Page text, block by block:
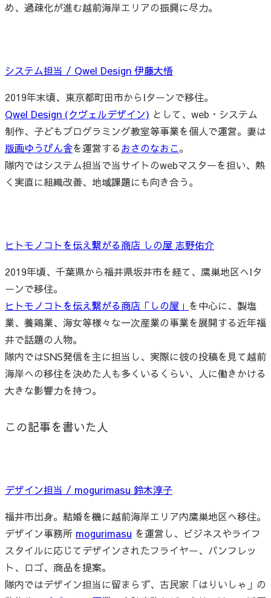
め、過疎化が進む越前海岸エリアの振興に尽力。
システム担当 / Qwel Design 伊藤大悟
2019年末頃、東京都町田市からIターンで移住。
Qwel Design (クヴェルデザイン) として、web・システム
制作、子どもプログラミング教室等事業を個人で運営。妻は
版画ゆうびん舎を運営するおさのなおこ。
隊内ではシステム担当で当サイトのwebマスターを担い、熱
く実直に組織改善、地域課題にも向き合う。
ヒトモノコトを伝え繋がる商店 しの屋 志野佑介
2019年頃、千葉県から福井県坂井市を経て、鷹巣地区へIタ
ーンで移住。
ヒトモノコトを伝え繋がる商店「しの屋」 を中心に、製塩
業、養鶏業、海女等様々な一次産業の事業を展開する近年福
井で話題の人物。
隊内ではSNS発信を主に担当し、実際に彼の投稿を見て越前
海岸への移住を決めた人も多くいるくらい、人に働きかける
大きな影響力を持つ。
この記事を書いた人
デザイン担当 / mogurimasu 鈴木淳子
福井市出身。結婚を機に越前海岸エリア内鷹巣地区へ移住。
デザイン事務所 mogurimasu を運営し、ビジネスやライフ
スタイルに応じてデザインされたフライヤー、パンフレッ
ト、ロゴ、商品を提案。
隊内ではデザイン担当に留まらず、古民家「はりいしゃ」の